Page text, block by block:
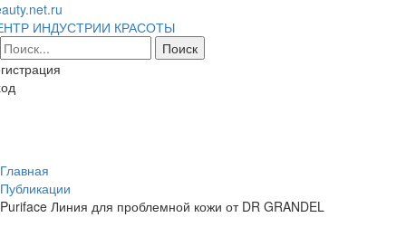
ИНДУСТРИИ КРАСОТЫ
Главная
Публикации
Puriface Линия для проблемной кожи от DR GRANDEL